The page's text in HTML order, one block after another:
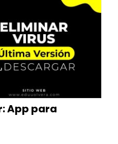
App para